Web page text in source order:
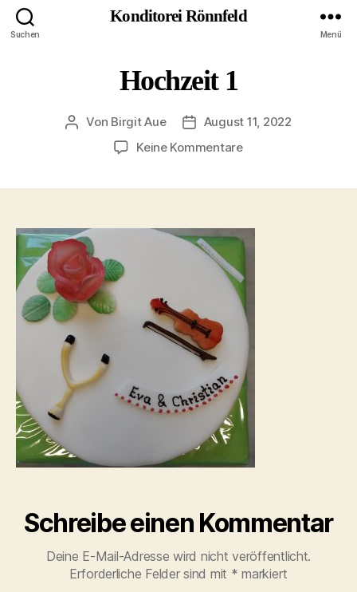
Suchen
Konditorei Rönnfeld
Menü
Hochzeit 1
Beitragsautor
Von Birgit Aue Veröffentlichungsdatum
August 11, 2022
Keine Kommentarezu
Schreibe einen Kommentar
Deine E-Mail-Adresse wird nicht veröffentlicht.
Erforderliche Felder sind mit * markiert